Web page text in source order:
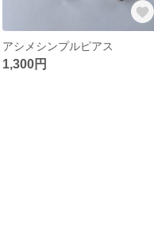
アシメシンプルピアス
1,300円